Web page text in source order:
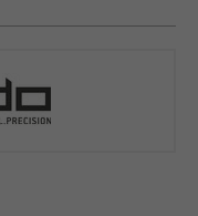
Xpedo